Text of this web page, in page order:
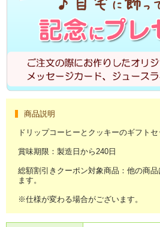
商品説明
ドリップコーヒーとクッキーのギフトセ
賞味期限：製造日から240日
総額割引きクーポン対象商品：他の商品
ます。
※仕様が変わる場合がございます。